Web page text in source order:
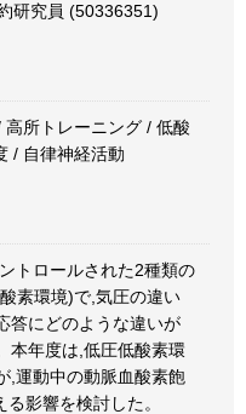
研究員 (50336351)
所トレーニング / 低酸
/ 自律神経活動
トロールされた2種類の
素環境)で,気圧の違い
答にどのような違いが
本年度は,低圧低酸素環
,運動中の動脈血酸素飽
影響を検討した。